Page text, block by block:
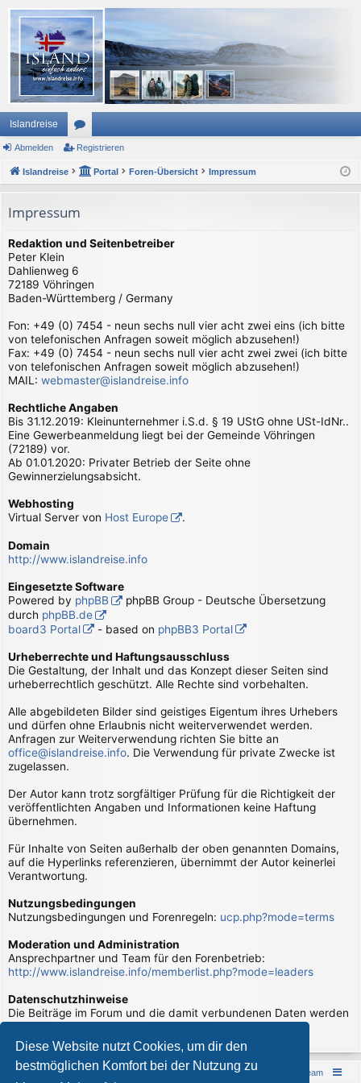
Diese Website nutzt Cookies, um dir den
bestmöglichen Komfort bei der Nutzung zu
Islandreise
or
en
Abmelden Registrieren
Islandreise Portal Foren-Übersicht Impressum
Impressum
Redaktion und Seitenbetreiber
Peter Klein
Dahlienweg 6
72189 Vöhringen
Baden-Württemberg / Germany
Fon: +49 (0) 7454 - neun sechs null vier acht zwei eins (ich bitte
von telefonischen Anfragen soweit möglich abzusehen!)
Fax: +49 (0) 7454 - neun sechs null vier acht zwei zwei (ich bitte
von telefonischen Anfragen soweit möglich abzusehen!)
MAIL: webmaster@islandreise.info
Rechtliche Angaben
Bis 31.12.2019: Kleinunternehmer i.S.d. § 19 UStG ohne USt-IdNr..
Eine Gewerbeanmeldung liegt bei der Gemeinde Vöhringen
(72189) vor.
Ab 01.01.2020: Privater Betrieb der Seite ohne
Gewinnerzielungsabsicht.
Webhosting
Virtual Server von Host Europe .
Domain
http://www.islandreise.info
Eingesetzte Software
Powered by phpBB
phpBB Group - Deutsche Übersetzung
durch phpBB.de
board3 Portal
- based on phpBB3 Portal
Urheberrechte und Haftungsausschluss
Die Gestaltung, der Inhalt und das Konzept dieser Seiten sind
urheberrechtlich geschützt. Alle Rechte sind vorbehalten.
Alle abgebildeten Bilder sind geistiges Eigentum ihres Urhebers
und dürfen ohne Erlaubnis nicht weiterverwendet werden.
Anfragen zur Weiterverwendung richten Sie bitte an
office@islandreise.info. Die Verwendung für private Zwecke ist
zugelassen.
Der Autor kann trotz sorgfältiger Prüfung für die Richtigkeit der
veröffentlichten Angaben und Informationen keine Haftung
übernehmen.
Für Inhalte von Seiten außerhalb der oben genannten Domains,
auf die Hyperlinks referenzieren, übernimmt der Autor keinerlei
Verantwortung.
Nutzungsbedingungen
Nutzungsbedingungen und Forenregeln: ucp.php?mode=terms
Moderation und Administration
Ansprechpartner und Team für den Forenbetrieb:
http://www.islandreise.info/memberlist.php?mode=leaders
Datenschutzhinweise
Die Beiträge im Forum und die damit verbundenen Daten werden
page/datenschutzhinweise
Islandreise Portal Foren-Übersicht Das Team